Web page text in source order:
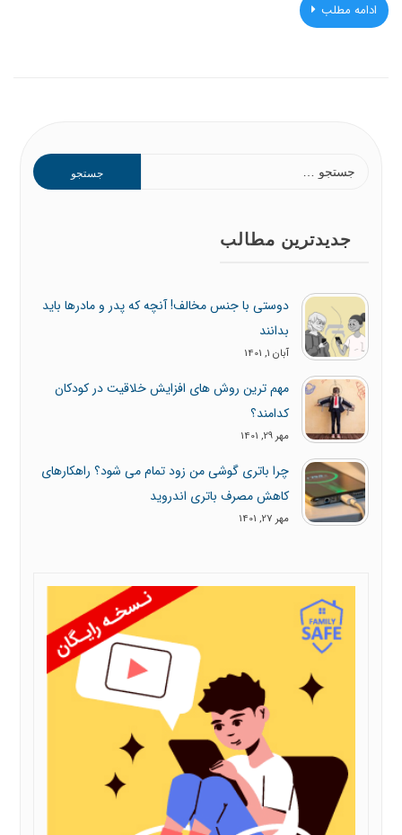
ادامه مطلب
برای:
جدیدترین مطالب
دوستی با جنس مخالف! آنچه که پدر و مادرها باید
بدانند
آبان 1, 1401
مهم ترین روش های افزایش خلاقیت در کودکان
کدامند؟
مهر 29, 1401
چرا باتری گوشی من زود تمام می شود؟ راهکارهای
کاهش مصرف باتری اندروید
مهر 27, 1401